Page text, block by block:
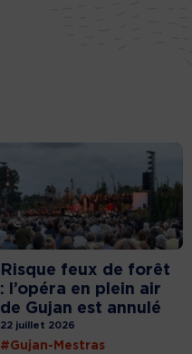
Risque feux de forêt
: l’opéra en plein air
de Gujan est annulé
22 juillet 2026
#Gujan-Mestras